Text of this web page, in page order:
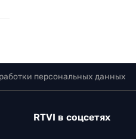
персональных данных
RTVI в соцсетях